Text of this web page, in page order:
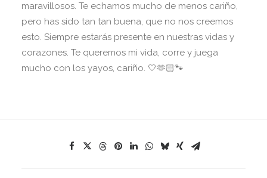
maravillosos. Te echamos mucho de menos cariño,
pero has sido tan tan buena, que no nos creemos
esto. Siempre estarás presente en nuestras vidas y
corazones. Te queremos mi vida, corre y juega
mucho con los yayos, cariño. 🤍🫶🏻🐾